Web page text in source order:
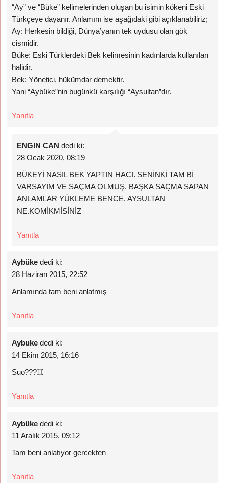
“Ay” ve “Büke” kelimelerinden oluşan bu isimin kökeni Eski
Türkçeye dayanır. Anlamını ise aşağıdaki gibi açıklanabiliriz;
Ay: Herkesin bildiği, Dünya’yanın tek uydusu olan gök
cismidir.
Büke: Eski Türklerdeki Bek kelimesinin kadınlarda kullanılan
halidir.
Bek: Yönetici, hükümdar demektir.
Yani “Aybüke”nin bugünkü karşılığı “Aysultan”dır.
Yanıtla
ENGIN CAN dedi ki:
28 Ocak 2020, 08:19
BÜKEYİ NASIL BEK YAPTIN HACI. SENİNKİ TAM Bİ
VARSAYIM VE SAÇMA OLMUŞ. BAŞKA SAÇMA SAPAN
ANLAMLAR YÜKLEME BENCE. AYSULTAN
NE.KOMİKMİSİNİZ
Yanıtla
Aybüke dedi ki:
28 Haziran 2015, 22:52
Anlamında tam beni anlatmış
Yanıtla
Aybuke dedi ki:
14 Ekim 2015, 16:16
Suo???♊
Yanıtla
Aybüke dedi ki:
11 Aralık 2015, 09:12
Tam beni anlatıyor gercekten
Yanıtla